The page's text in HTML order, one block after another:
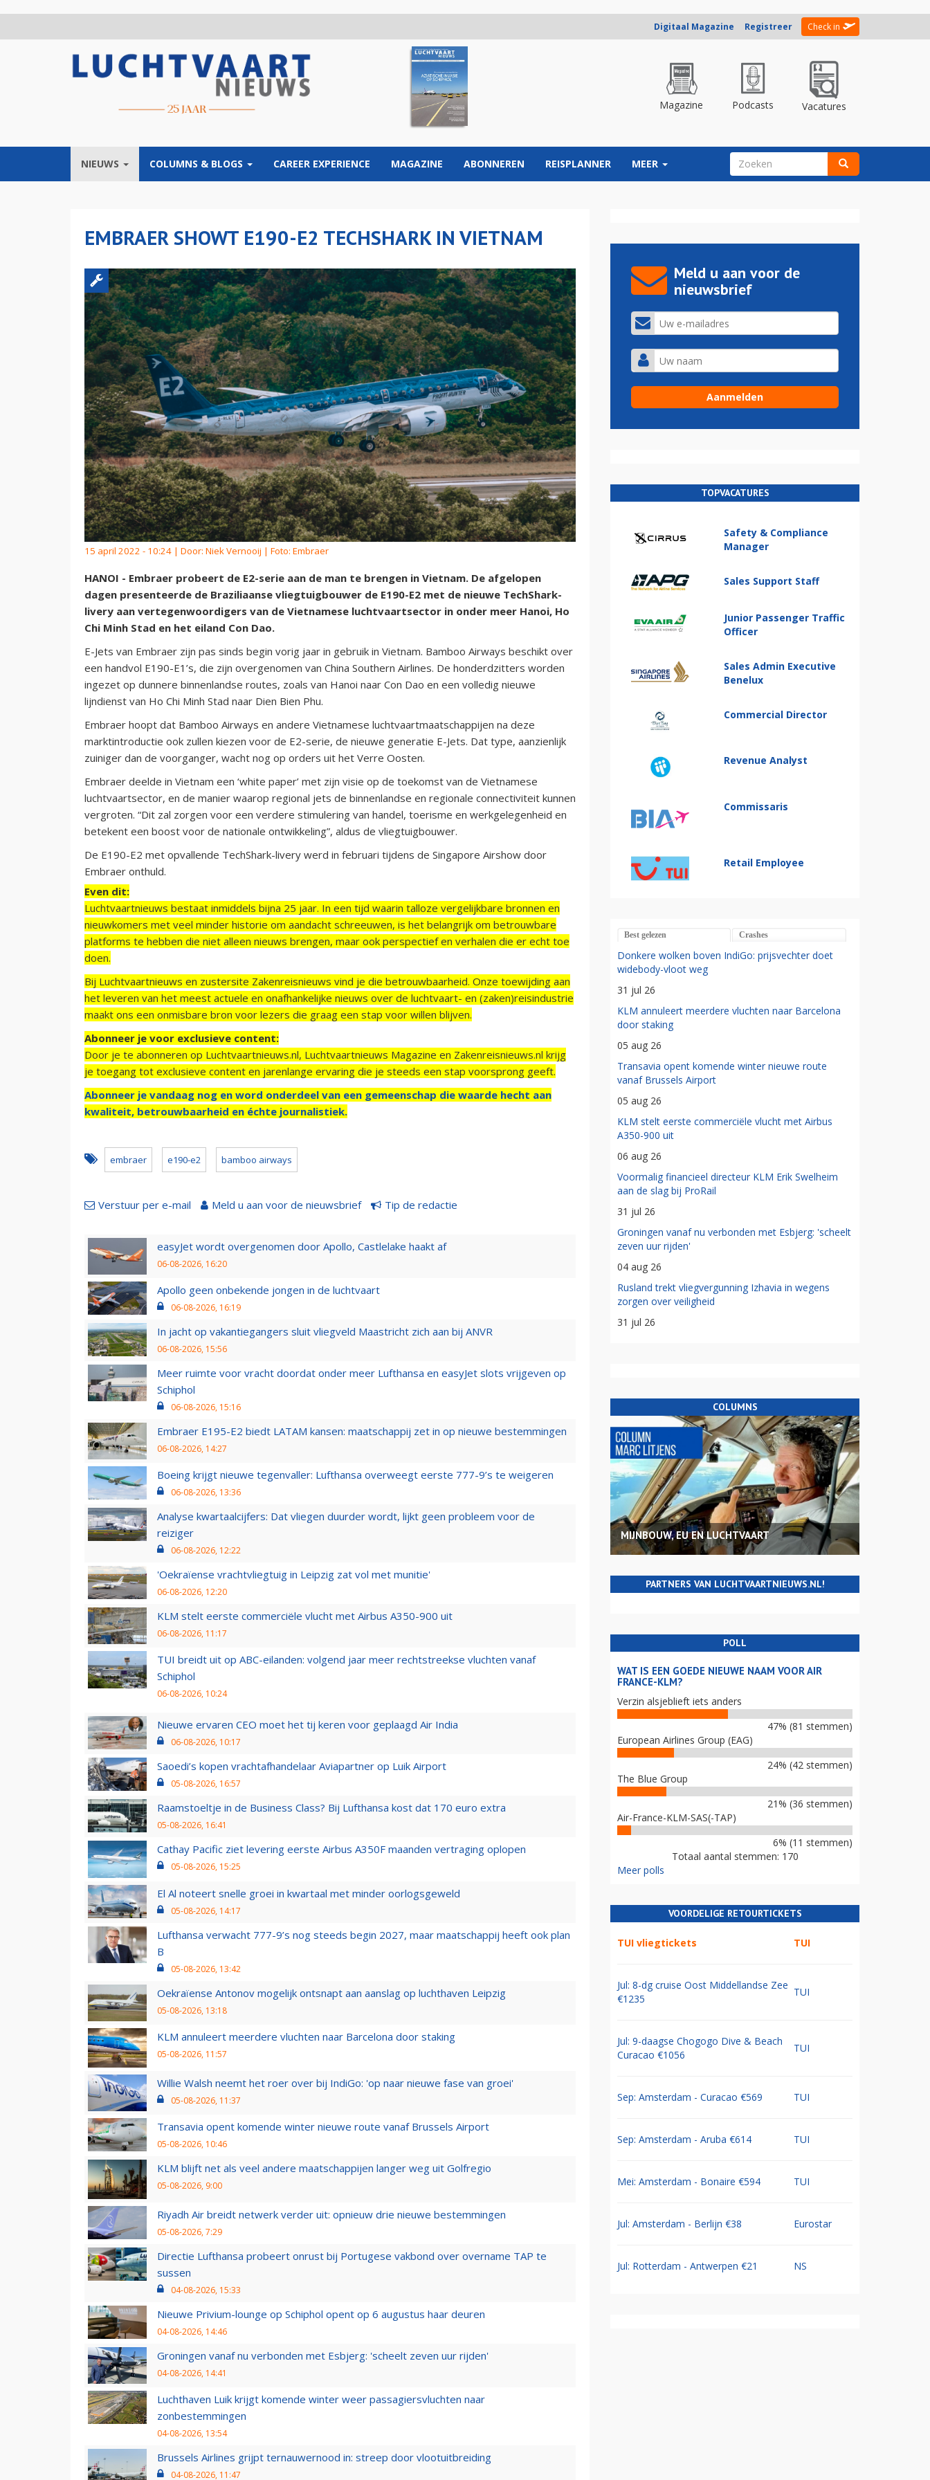
Digitaal Magazine Registreer Check in
Magazine Podcasts Vacatures
NIEUWS COLUMNS & BLOGS CAREER EXPERIENCE MAGAZINE ABONNEREN REISPLANNER MEER ZOEKVELD
EMBRAER SHOWT E190-E2 TECHSHARK IN VIETNAM
15 april 2022 - 10:24 | Door: Niek Vernooij | Foto: Embraer
HANOI - Embraer probeert de E2-serie aan de man te brengen in Vietnam. De afgelopen
dagen presenteerde de Braziliaanse vliegtuigbouwer de E190-E2 met de nieuwe TechShark-
livery aan vertegenwoordigers van de Vietnamese luchtvaartsector in onder meer Hanoi, Ho
Chi Minh Stad en het eiland Con Dao.
E-Jets van Embraer zijn pas sinds begin vorig jaar in gebruik in Vietnam. Bamboo Airways beschikt over
een handvol E190-E1’s, die zijn overgenomen van China Southern Airlines. De honderdzitters worden
ingezet op dunnere binnenlandse routes, zoals van Hanoi naar Con Dao en een volledig nieuwe
lijndienst van Ho Chi Minh Stad naar Dien Bien Phu.
Embraer hoopt dat Bamboo Airways en andere Vietnamese luchtvaartmaatschappijen na deze
marktintroductie ook zullen kiezen voor de E2-serie, de nieuwe generatie E-Jets. Dat type, aanzienlijk
zuiniger dan de voorganger, wacht nog op orders uit het Verre Oosten.
Embraer deelde in Vietnam een ‘white paper’ met zijn visie op de toekomst van de Vietnamese
luchtvaartsector, en de manier waarop regional jets de binnenlandse en regionale connectiviteit kunnen
vergroten. “Dit zal zorgen voor een verdere stimulering van handel, toerisme en werkgelegenheid en
betekent een boost voor de nationale ontwikkeling”, aldus de vliegtuigbouwer.
De E190-E2 met opvallende TechShark-livery werd in februari tijdens de Singapore Airshow door
Embraer onthuld.
Even dit:
Luchtvaartnieuws bestaat inmiddels bijna 25 jaar. In een tijd waarin talloze vergelijkbare bronnen en
nieuwkomers met veel minder historie om aandacht schreeuwen, is het belangrijk om betrouwbare
platforms te hebben die niet alleen nieuws brengen, maar ook perspectief en verhalen die er echt toe
doen.
Bij Luchtvaartnieuws en zustersite Zakenreisnieuws vind je die betrouwbaarheid. Onze toewijding aan
het leveren van het meest actuele en onafhankelijke nieuws over de luchtvaart- en (zaken)reisindustrie
maakt ons een onmisbare bron voor lezers die graag een stap voor willen blijven.
Abonneer je voor exclusieve content:
Door je te abonneren op Luchtvaartnieuws.nl, Luchtvaartnieuws Magazine en Zakenreisnieuws.nl krijg
je toegang tot exclusieve content en jarenlange ervaring die je steeds een stap voorsprong geeft.
Abonneer je vandaag nog en word onderdeel van een gemeenschap die waarde hecht aan
kwaliteit, betrouwbaarheid en échte journalistiek.
embraer e190-e2 bamboo airways
Verstuur per e-mail Meld u aan voor de nieuwsbrief Tip de redactie
easyJet wordt overgenomen door Apollo, Castlelake haakt af
06-08-2026, 16:20
Apollo geen onbekende jongen in de luchtvaart
06-08-2026, 16:19
In jacht op vakantiegangers sluit vliegveld Maastricht zich aan bij ANVR
06-08-2026, 15:56
Meer ruimte voor vracht doordat onder meer Lufthansa en easyJet slots vrijgeven op
Schiphol
06-08-2026, 15:16
Embraer E195-E2 biedt LATAM kansen: maatschappij zet in op nieuwe bestemmingen
06-08-2026, 14:27
Boeing krijgt nieuwe tegenvaller: Lufthansa overweegt eerste 777-9’s te weigeren
06-08-2026, 13:36
Analyse kwartaalcijfers: Dat vliegen duurder wordt, lijkt geen probleem voor de
reiziger
06-08-2026, 12:22
'Oekraïense vrachtvliegtuig in Leipzig zat vol met munitie'
06-08-2026, 12:20
KLM stelt eerste commerciële vlucht met Airbus A350-900 uit
06-08-2026, 11:17
TUI breidt uit op ABC-eilanden: volgend jaar meer rechtstreekse vluchten vanaf
Schiphol
06-08-2026, 10:24
Nieuwe ervaren CEO moet het tij keren voor geplaagd Air India
06-08-2026, 10:17
Saoedi’s kopen vrachtafhandelaar Aviapartner op Luik Airport
05-08-2026, 16:57
Raamstoeltje in de Business Class? Bij Lufthansa kost dat 170 euro extra
05-08-2026, 16:41
Cathay Pacific ziet levering eerste Airbus A350F maanden vertraging oplopen
05-08-2026, 15:25
El Al noteert snelle groei in kwartaal met minder oorlogsgeweld
05-08-2026, 14:17
Lufthansa verwacht 777-9’s nog steeds begin 2027, maar maatschappij heeft ook plan
B
05-08-2026, 13:42
Oekraïense Antonov mogelijk ontsnapt aan aanslag op luchthaven Leipzig
05-08-2026, 13:18
KLM annuleert meerdere vluchten naar Barcelona door staking
05-08-2026, 11:57
Willie Walsh neemt het roer over bij IndiGo: 'op naar nieuwe fase van groei'
05-08-2026, 11:37
Transavia opent komende winter nieuwe route vanaf Brussels Airport
05-08-2026, 10:46
KLM blijft net als veel andere maatschappijen langer weg uit Golfregio
05-08-2026, 9:00
Riyadh Air breidt netwerk verder uit: opnieuw drie nieuwe bestemmingen
05-08-2026, 7:29
Directie Lufthansa probeert onrust bij Portugese vakbond over overname TAP te
sussen
04-08-2026, 15:33
Nieuwe Privium-lounge op Schiphol opent op 6 augustus haar deuren
04-08-2026, 14:46
Groningen vanaf nu verbonden met Esbjerg: 'scheelt zeven uur rijden'
04-08-2026, 14:41
Luchthaven Luik krijgt komende winter weer passagiersvluchten naar
zonbestemmingen
04-08-2026, 13:54
Brussels Airlines grijpt ternauwernood in: streep door vlootuitbreiding
04-08-2026, 11:47
Meld u aan voor de
nieuwsbrief
TOPVACATURES
Safety & Compliance
Manager
Sales Support Staff
Junior Passenger Traffic
Officer
Sales Admin Executive
Benelux
Commercial Director
Revenue Analyst
Commissaris
Retail Employee
Best gelezen Crashes
Donkere wolken boven IndiGo: prijsvechter doet
widebody-vloot weg
31 jul 26
KLM annuleert meerdere vluchten naar Barcelona
door staking
05 aug 26
Transavia opent komende winter nieuwe route
vanaf Brussels Airport
05 aug 26
KLM stelt eerste commerciële vlucht met Airbus
A350-900 uit
06 aug 26
Voormalig financieel directeur KLM Erik Swelheim
aan de slag bij ProRail
31 jul 26
Groningen vanaf nu verbonden met Esbjerg: 'scheelt
zeven uur rijden'
04 aug 26
Rusland trekt vliegvergunning Izhavia in wegens
zorgen over veiligheid
31 jul 26
COLUMNS
MIJNBOUW, EU EN LUCHTVAART
PARTNERS VAN LUCHTVAARTNIEUWS.NL!
POLL
WAT IS EEN GOEDE NIEUWE NAAM VOOR AIR
FRANCE-KLM?
Verzin alsjeblieft iets anders
47% (81 stemmen)
European Airlines Group (EAG)
24% (42 stemmen)
The Blue Group
21% (36 stemmen)
Air-France-KLM-SAS(-TAP)
6% (11 stemmen)
Totaal aantal stemmen: 170
Meer polls
VOORDELIGE RETOURTICKETS
TUI vliegtickets TUI
Jul: 8-dg cruise Oost Middellandse Zee
€1235
TUI
Jul: 9-daagse Chogogo Dive & Beach
Curacao €1056
TUI
Sep: Amsterdam - Curacao €569 TUI
Sep: Amsterdam - Aruba €614 TUI
Mei: Amsterdam - Bonaire €594 TUI
Jul: Amsterdam - Berlijn €38 Eurostar
Jul: Rotterdam - Antwerpen €21 NS